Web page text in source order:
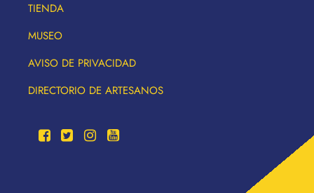
TIENDA
MUSEO
AVISO DE PRIVACIDAD
DIRECTORIO DE ARTESANOS